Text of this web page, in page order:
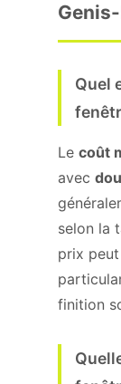
Quel
Le coût
avec
selon la
prix
finition